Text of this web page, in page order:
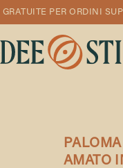
PER ORDINI
AMATO